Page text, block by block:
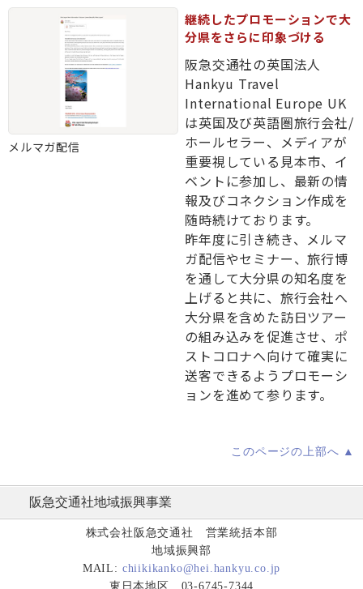
メルマガ配信
継続したプロモーションで大
分県をさらに印象づける
阪急交通社の英国法人
Hankyu Travel
International Europe UK
は英国及び英語圏旅行会社/
ホールセラー、メディアが
重要視している見本市、イ
ベントに参加し、最新の情
報及びコネクション作成を
随時続けております。
昨年度に引き続き、メルマ
ガ配信やセミナー、旅行博
を通して大分県の知名度を
上げると共に、旅行会社へ
大分県を含めた訪日ツアー
の組み込みを促進させ、ポ
ストコロナへ向けて確実に
送客できるようプロモーシ
ョンを進めて参ります。
このページの上部へ ▲
阪急交通社地域振興事業
株式会社阪急交通社 営業統括本部
地域振興部
MAIL: chiikikanko@hei.hankyu.co.jp
東日本地区 03-6745-7344